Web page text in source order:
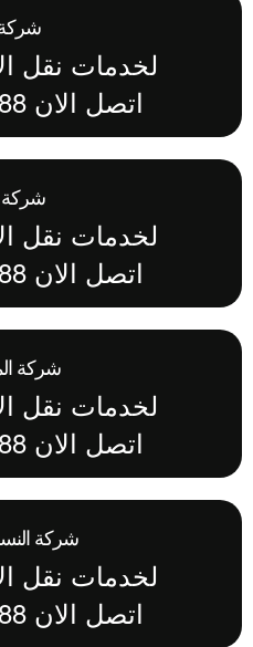
شركة
لخدمات نقل
اتصل الان 01124705288
شركة
لخدمات نقل
اتصل الان 01124705288
شركة
لخدمات نقل
اتصل الان 01124705288
شركة النسور
لخدمات نقل
اتصل الان 01124705288